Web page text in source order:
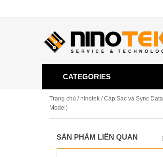
CATEGORIES
Trang chủ /ninotek /Cáp Sạc và Sync Data
Model)
SẢN PHẨM LIÊN QUAN